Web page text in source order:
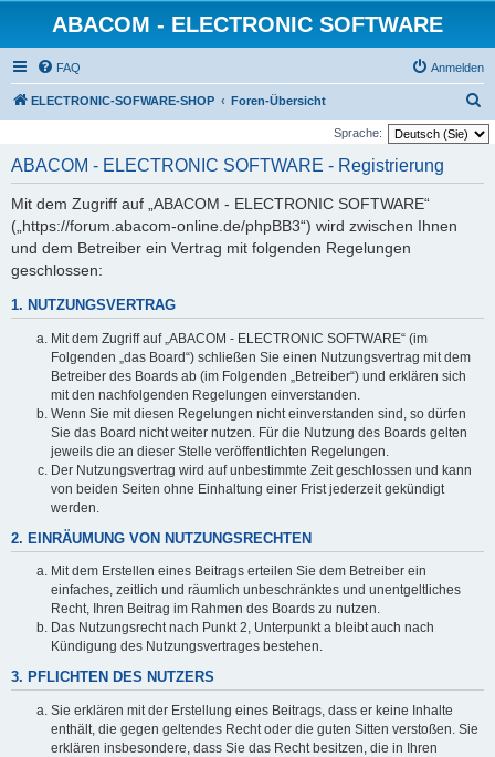
ABACOM - ELECTRONIC SOFTWARE
FAQ Anmelden
ELECTRONIC-SOFWARE-SHOP Foren-Übersicht
u
Sprache:
ABACOM - ELECTRONIC SOFTWARE - Registrierung
Mit dem Zugriff auf „ABACOM - ELECTRONIC SOFTWARE“
(„https://forum.abacom-online.de/phpBB3“) wird zwischen Ihnen
und dem Betreiber ein Vertrag mit folgenden Regelungen
geschlossen:
1. NUTZUNGSVERTRAG
Mit dem Zugriff auf „ABACOM - ELECTRONIC SOFTWARE“ (im
Folgenden „das Board“) schließen Sie einen Nutzungsvertrag mit dem
Betreiber des Boards ab (im Folgenden „Betreiber“) und erklären sich
mit den nachfolgenden Regelungen einverstanden.
Wenn Sie mit diesen Regelungen nicht einverstanden sind, so dürfen
Sie das Board nicht weiter nutzen. Für die Nutzung des Boards gelten
jeweils die an dieser Stelle veröffentlichten Regelungen.
Der Nutzungsvertrag wird auf unbestimmte Zeit geschlossen und kann
von beiden Seiten ohne Einhaltung einer Frist jederzeit gekündigt
werden.
2. EINRÄUMUNG VON NUTZUNGSRECHTEN
Mit dem Erstellen eines Beitrags erteilen Sie dem Betreiber ein
einfaches, zeitlich und räumlich unbeschränktes und unentgeltliches
Recht, Ihren Beitrag im Rahmen des Boards zu nutzen.
Das Nutzungsrecht nach Punkt 2, Unterpunkt a bleibt auch nach
Kündigung des Nutzungsvertrages bestehen.
3. PFLICHTEN DES NUTZERS
Sie erklären mit der Erstellung eines Beitrags, dass er keine Inhalte
enthält, die gegen geltendes Recht oder die guten Sitten verstoßen. Sie
erklären insbesondere, dass Sie das Recht besitzen, die in Ihren